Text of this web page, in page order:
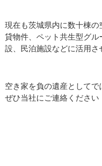
現在も茨城県内に数十棟
貸物件、ペット共生型グ
設、民泊施設などに活用
空き家を負の遺産としてで
ぜひ当社にご連絡ください